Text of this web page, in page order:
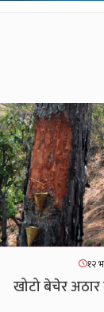
१२
खोटो बेचेर